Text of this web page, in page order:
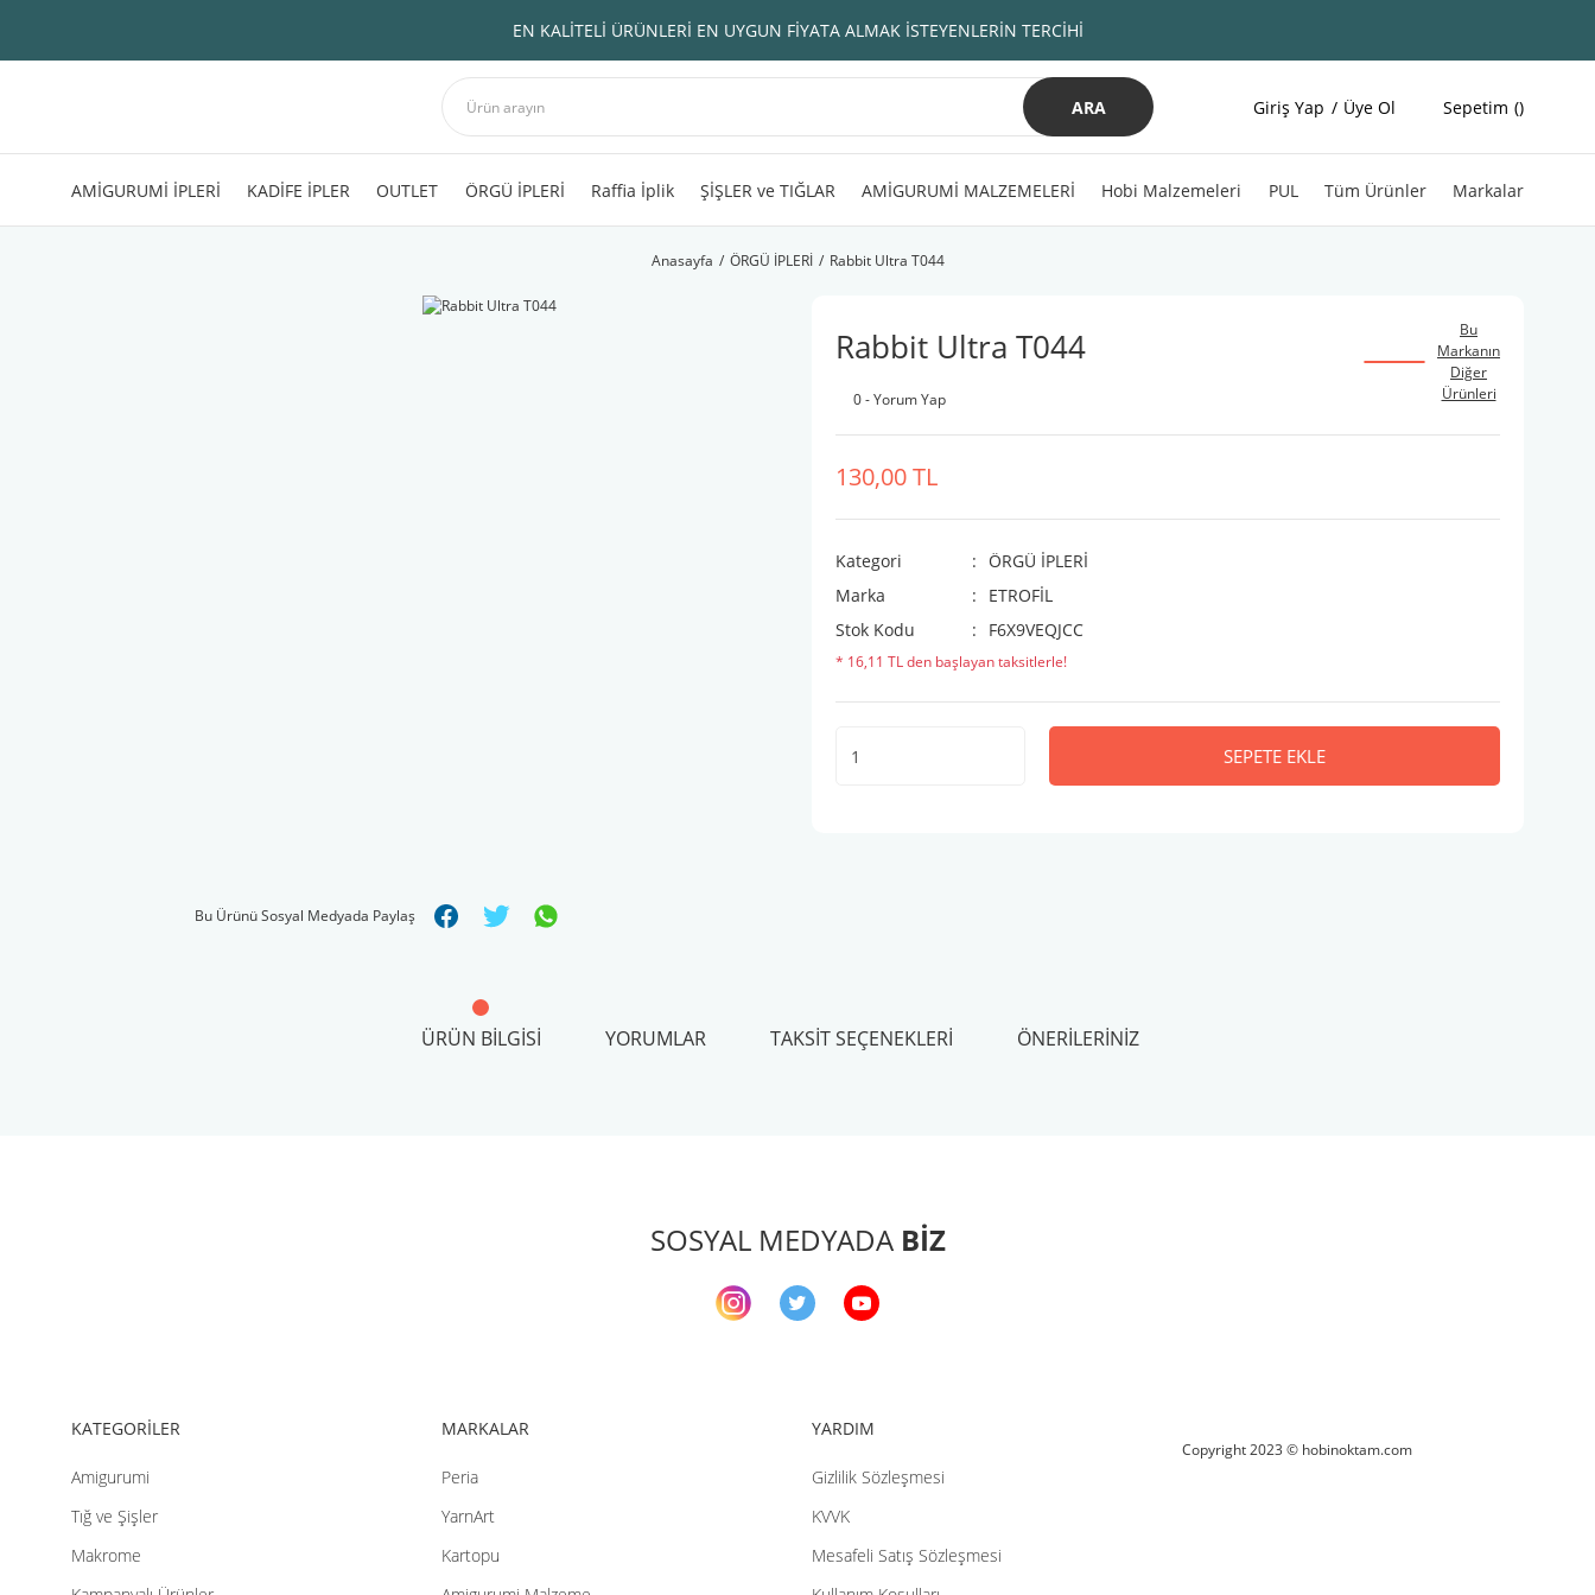
EN KALİTELİ ÜRÜNLERİ EN UYGUN FİYATA ALMAK İSTEYENLERİN TERCİHİ
ARA Giriş Yap Üye Ol Sepetim
AMİGURUMİ İPLERİ KADİFE İPLER OUTLET ÖRGÜ İPLERİ Raffia İplik ŞİŞLER ve TIĞLAR AMİGURUMİ MALZEMELERİ Hobi Malzemeleri PUL Tüm Ürünler Markalar
Anasayfa ÖRGÜ İPLERİ Rabbit Ultra T044
Bu Ürünü Sosyal Medyada Paylaş
Rabbit Ultra T044
0 - Yorum Yap
Bu
Markanın
Diğer
Ürünleri
130,00 TL
Kategori
ÖRGÜ İPLERİ
Marka
ETROFİL
Stok Kodu
F6X9VEQJCC
* 16,11 TL den başlayan taksitlerle!
SEPETE EKLE
ÜRÜN BILGISI YORUMLAR TAKSIT SEÇENEKLERI ÖNERILERINIZ
Gönder
SOSYAL MEDYADA BİZ
KATEGORİLER
Amigurumi
Tığ ve Şişler
Makrome
MARKALAR
Peria
YarnArt
Kartopu
YARDIM
Gizlilik Sözleşmesi
KVVK
Mesafeli Satış Sözleşmesi
Copyright 2023 © hobinoktam.com